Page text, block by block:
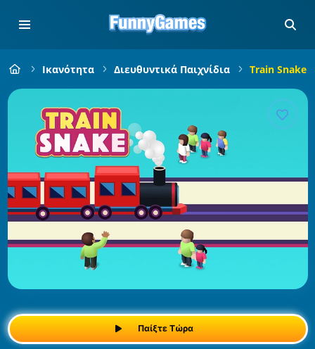
Ικανότητα Διευθυντικά Παιχνίδια Train Snake
Παίξτε Τώρα